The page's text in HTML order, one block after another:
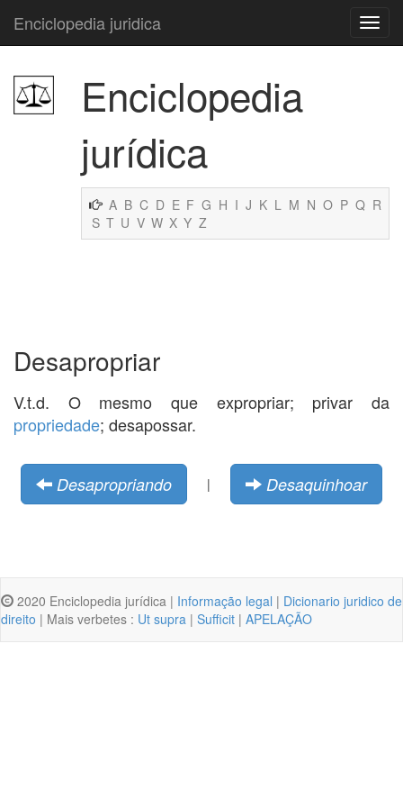
Enciclopedia juridica
Enciclopedia
jurídica
A B C D E F G H I J K L M N O P Q R
S T U V W X Y Z
Desapropriar
V.t.d. O mesmo que expropriar; privar da
propriedade; desapossar.
Desapropriando | Desaquinhoar
2020 Enciclopedia jurídica | Informação legal | Dicionario juridico de
direito | Mais verbetes : Ut supra | Sufficit | APELAÇÃO